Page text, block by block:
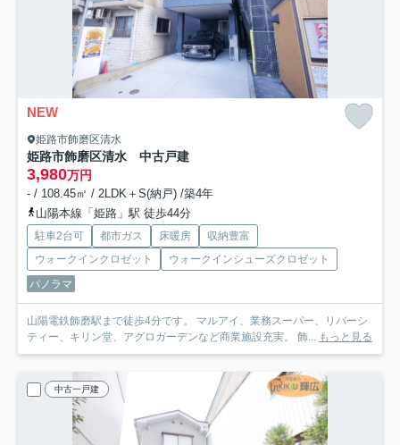
NEW
姫路市飾磨区清水
姫路市飾磨区清水 中古戸建
3,980万円
- / 108.45㎡ / 2LDK＋S(納戸) /築4年
山陽本線「姫路」駅 徒歩44分
駐車2台可 都市ガス 床暖房
収納豊富
ウォークインクロゼット
ウォークインシューズクロゼット
パノラマ
山陽電鉄飾磨駅まで徒歩4分です。 マルアイ、業務スーパー、リバーシ
ティー、キリン堂、アグロガーデンなど商業施設充実。 飾... もっと見る
中古一戸建